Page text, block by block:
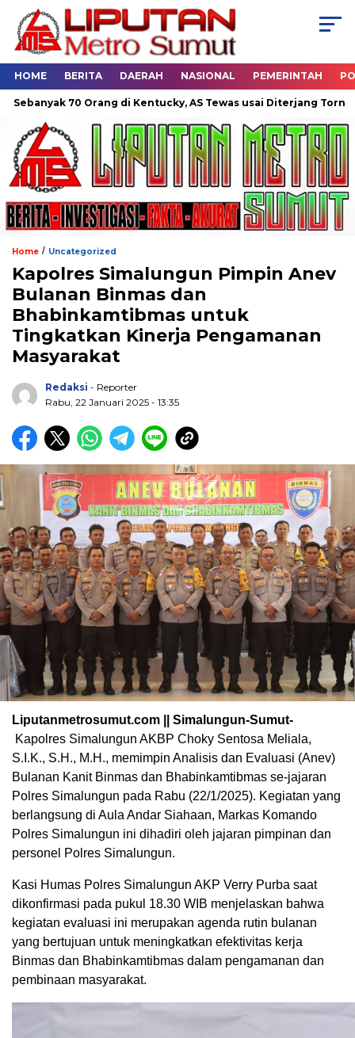
HOME BERITA DAERAH NASIONAL PEMERINTAH
Orang di Kentucky, AS Tewas usai Diterjang Tornado Dahsyat
Home / Uncategorized
Kapolres Simalungun Pimpin Anev
Bulanan Binmas dan
Bhabinkamtibmas untuk
Tingkatkan Kinerja Pengamanan
Masyarakat
Redaksi - Reporter
Rabu, 22 Januari 2025 - 13:35
Liputanmetrosumut.com || Simalungun-Sumut-
Kapolres Simalungun AKBP Choky Sentosa Meliala,
S.I.K., S.H., M.H., memimpin Analisis dan Evaluasi (Anev)
Bulanan Kanit Binmas dan Bhabinkamtibmas se-jajaran
Polres Simalungun pada Rabu (22/1/2025). Kegiatan yang
berlangsung di Aula Andar Siahaan, Markas Komando
Polres Simalungun ini dihadiri oleh jajaran pimpinan dan
personel Polres Simalungun.
Kasi Humas Polres Simalungun AKP Verry Purba saat
dikonfirmasi pada pukul 18.30 WIB menjelaskan bahwa
kegiatan evaluasi ini merupakan agenda rutin bulanan
yang bertujuan untuk meningkatkan efektivitas kerja
Binmas dan Bhabinkamtibmas dalam pengamanan dan
pembinaan masyarakat.